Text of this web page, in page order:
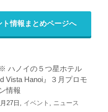
ト情報まとめページへ
ハノイの５つ星ホテル
Vista Hanoi』３月プロモ
情報
27日, イベント ニュース